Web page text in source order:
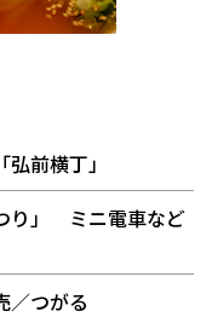
前横丁」
り」 ミニ電車など
／つがる